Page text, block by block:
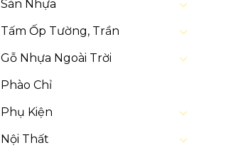
Sàn Nhựa
Tấm Ốp Tường, Trần
Gỗ Nhựa Ngoài Trời
Phào Chỉ
Phụ Kiện
Nội Thất